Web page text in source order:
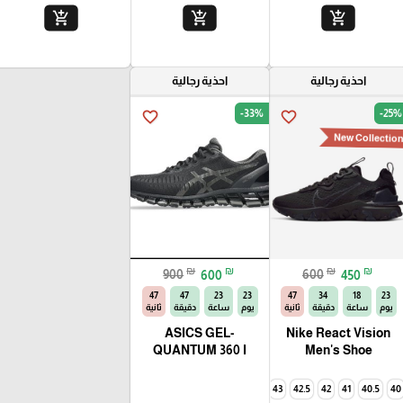
add_shopping_cart
add_shopping_cart
add_shopping_cart
44
44.5
45
احذية رجالية
favorite_border -25%
New Collection
600 ₪ 450 ₪
23
يوم
18
ساعة
34
دقيقة
46
ثانية
Nike React Vision
Men's Shoe
40
40.5
41
42
42.5
43
احذية رجالية
favorite_border -33%
900 ₪ 600 ₪
23
يوم
23
ساعة
47
دقيقة
46
ثانية
ASICS GEL-
QUANTUM 360 I